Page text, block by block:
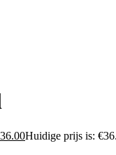
36.00Huidige prijs is: